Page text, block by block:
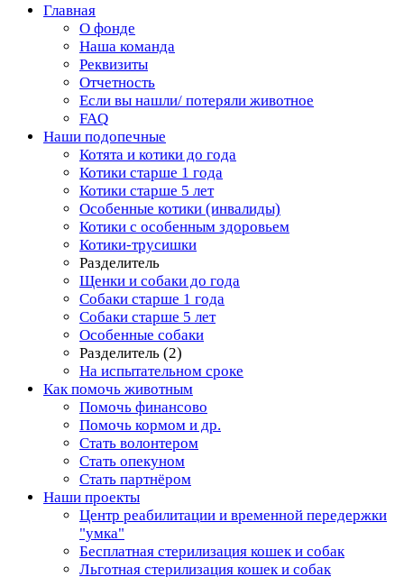
Главная
О фонде
Наша команда
Реквизиты
Отчетность
Если вы нашли/ потеряли животное
FAQ
Наши подопечные
Котята и котики до года
Котики старше 1 года
Котики старше 5 лет
Особенные котики (инвалиды)
Котики с особенным здоровьем
Котики-трусишки
Разделитель
Щенки и собаки до года
Собаки старше 1 года
Собаки старше 5 лет
Особенные собаки
Разделитель (2)
На испытательном сроке
Как помочь животным
Помочь финансово
Помочь кормом и др.
Стать волонтером
Стать опекуном
Стать партнёром
Наши проекты
Центр реабилитации и временной передержки
"умка"
Бесплатная стерилизация кошек и собак
Льготная стерилизация кошек и собак